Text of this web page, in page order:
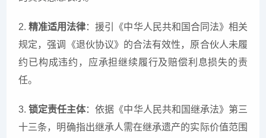
2.精准适用法律：援引《中华人民共和国合同法》相关
规定，强调《退伙协议》的合法有效性，原合伙人未履
约已构成违约，应承担继续履行及赔偿利息损失的责
任。
3.锁定责任主体：依据《中华人民共和国继承法》第三
十三条，明确指出继承人需在继承遗产的实际价值范围